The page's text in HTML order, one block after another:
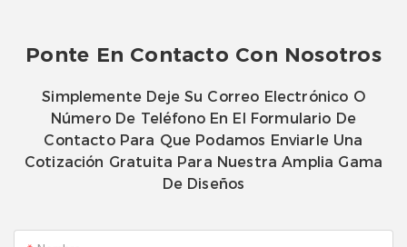
Ponte En Contacto Con Nosotros
Simplemente Deje Su Correo Electrónico O
Número De Teléfono En El Formulario De
Contacto Para Que Podamos Enviarle Una
Cotización Gratuita Para Nuestra Amplia Gama
De Diseños